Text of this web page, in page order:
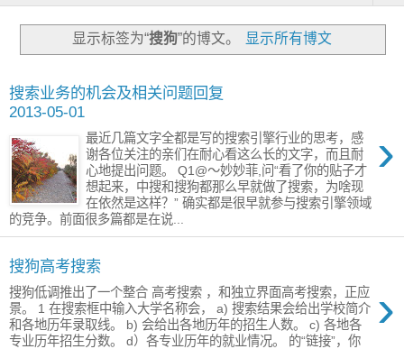
显示标签为“搜狗”的博文。 显示所有博文
搜索业务的机会及相关问题回复
2013-05-01
›
最近几篇文字全都是写的搜索引擎行业的思考，感
谢各位关注的亲们在耐心看这么长的文字，而且耐
心地提出问题。 Q1@〜妙妙菲,问“看了你的贴子才
想起来，中搜和搜狗都那么早就做了搜索，为啥现
在依然是这样？” 确实都是很早就参与搜索引擎领域
的竞争。前面很多篇都是在说...
搜狗高考搜索
›
搜狗低调推出了一个整合 高考搜索 ，和独立界面高考搜索，正应
景。 1 在搜索框中输入大学名称会， a) 搜索结果会给出学校简介
和各地历年录取线。 b) 会给出各地历年的招生人数。 c) 各地各
专业历年招生分数。 d）各专业历年的就业情况。 的“链接”，你